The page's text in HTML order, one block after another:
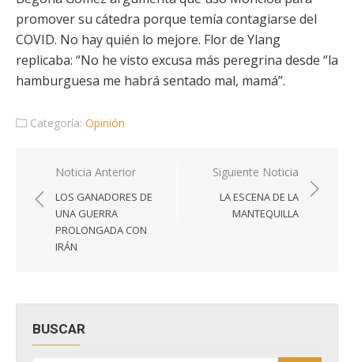
promover su cátedra porque temía contagiarse del
COVID. No hay quién lo mejore. Flor de Ylang
replicaba: “No he visto excusa más peregrina desde “la
hamburguesa me habrá sentado mal, mamá”.
Categoría: Opinión
Navegación
de
entradas
Noticia Anterior
LOS GANADORES DE
UNA GUERRA
PROLONGADA CON
IRÁN
Siguiente Noticia
LA ESCENA DE LA
MANTEQUILLA
BUSCAR